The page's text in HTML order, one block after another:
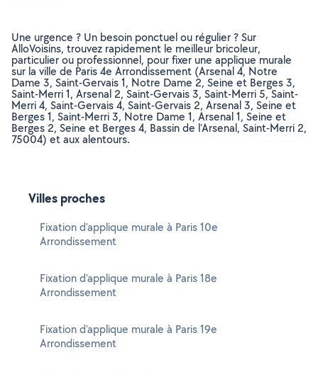
Une urgence ? Un besoin ponctuel ou régulier ? Sur
AlloVoisins, trouvez rapidement le meilleur bricoleur,
particulier ou professionnel, pour fixer une applique murale
sur la ville de Paris 4e Arrondissement (Arsenal 4, Notre
Dame 3, Saint-Gervais 1, Notre Dame 2, Seine et Berges 3,
Saint-Merri 1, Arsenal 2, Saint-Gervais 3, Saint-Merri 5, Saint-
Merri 4, Saint-Gervais 4, Saint-Gervais 2, Arsenal 3, Seine et
Berges 1, Saint-Merri 3, Notre Dame 1, Arsenal 1, Seine et
Berges 2, Seine et Berges 4, Bassin de l'Arsenal, Saint-Merri 2,
75004) et aux alentours.
Villes proches
Fixation d'applique murale à Paris 10e
Arrondissement
Fixation d'applique murale à Paris 18e
Arrondissement
Fixation d'applique murale à Paris 19e
Arrondissement